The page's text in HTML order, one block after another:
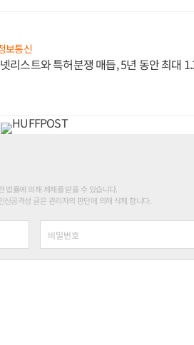
보통신
리스트와 특허분쟁 매듭, 5년 동안 최대
법률에 의해 제재를 받을 수 있습니다.
공격성 글은 관리자의 판단에 의해 삭제 합니다.